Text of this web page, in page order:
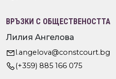
ВРЪЗКИ С ОБЩЕСТВЕНОСТТА
Лилия Ангелова
l.angelova@constcourt.bg
(+359) 885 166 075